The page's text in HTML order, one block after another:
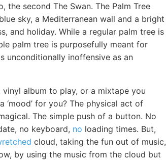
second The Swan. The Palm Tree
sky, a Mediterranean wall and a bright
and holiday. While a regular palm tree is
palm tree is purposefully meant for
unconditionally inoffensive as an
album to play, or a mixtape you
for you? The physical act of
The simple push of a button. No
no keyboard, no loading times. But,
cloud, taking the fun out of music,
by using the music from the cloud but